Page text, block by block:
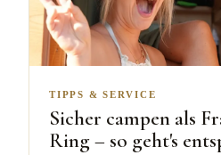
TIPPS & SERVICE
Sicher campen als
Ring – so geht's